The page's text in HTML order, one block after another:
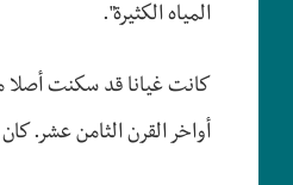
المياه الكثيرة".
كانت غيانا قد سكنت أصلا
أواخر القرن الثامن عشر. كان